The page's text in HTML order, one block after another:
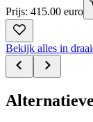
Prijs: 415.00 euro
Bekijk alles in